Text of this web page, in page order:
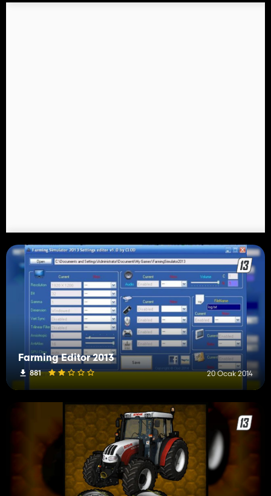
Farming Editor 2013
881 20 Ocak 2014